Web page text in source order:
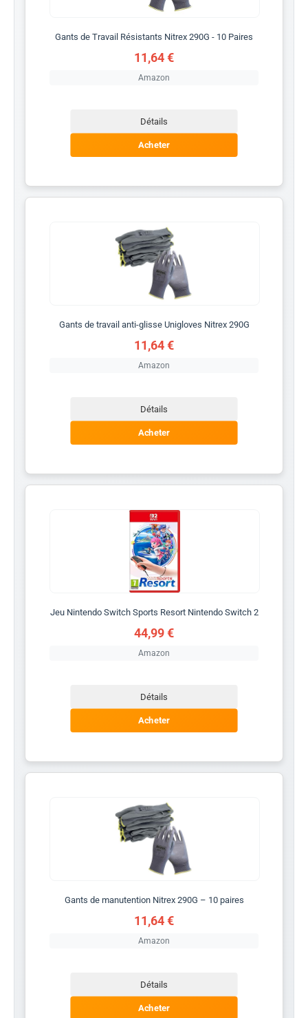
Gants de Travail Résistants Nitrex 290G - 10 Paires
11,64 €
Amazon
Détails
Acheter
Gants de travail anti-glisse Unigloves Nitrex 290G
11,64 €
Amazon
Détails
Acheter
Jeu Nintendo Switch Sports Resort Nintendo Switch 2
44,99 €
Amazon
Détails
Acheter
Gants de manutention Nitrex 290G – 10 paires
11,64 €
Amazon
Détails
Acheter